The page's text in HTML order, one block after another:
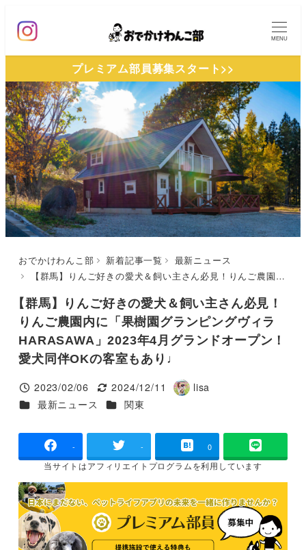
ン
ン
テ
ン
ツ
へ
移
動
MENU
プレミアム部員募集スタート>>
おでかけわんこ部 新着記事一覧
最新ニュース
【群馬】りんご好きの愛犬＆飼い主さん必見！りんご農園内に「果樹園グランピングヴィラHARASAWA」2023年4月グランドオープン！愛犬同伴OKの客室もあり♩
【群馬】りんご好きの愛犬＆飼い主さん必見！
りんご農園内に「果樹園グランピングヴィラ
HARASAWA」2023年4月グランドオープン！
愛犬同伴OKの客室もあり♩
投稿日
2023/02/06
更新日
2024/12/11
著
lisa
カテゴリー
最新ニュース カテゴリー
関東
- - 0
当サイトはアフィリエイトプログラムを利用しています